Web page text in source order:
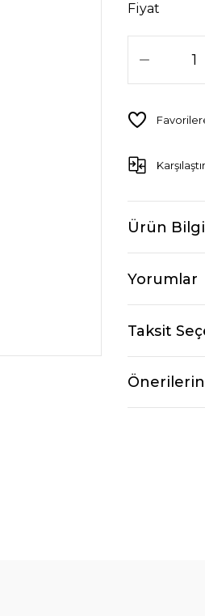
Fiyat
Karşılaştır
Ürün
Yorumlar
Taksit